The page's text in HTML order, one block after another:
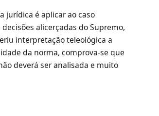
jurídica é aplicar ao caso
alicerçadas do Supremo,
interpretação teleológica a
da norma, comprova-se que
deverá ser analisada e muito